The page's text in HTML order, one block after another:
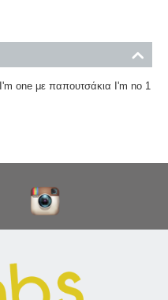
one με παπουτσάκια I'm no 1